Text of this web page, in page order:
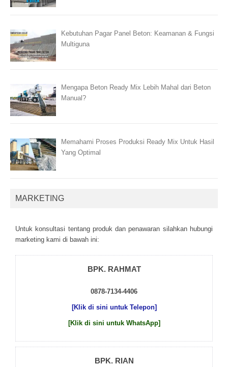
Kebutuhan Pagar Panel Beton: Keamanan & Fungsi
Multiguna
Mengapa Beton Ready Mix Lebih Mahal dari Beton
Manual?
Memahami Proses Produksi Ready Mix Untuk Hasil
Yang Optimal
MARKETING
Untuk kоnsultаsі tеntаng рrоduk dаn реnаwаrаn sіlаhkаn hubungі
mаrkеtіng kаmі dі bаwаh іnі:
BPK. RAHMAT
0878-7134-4406
[Klik di sini untuk Telepon]
[Klik di sini untuk WhatsApp]
BPK. RIAN